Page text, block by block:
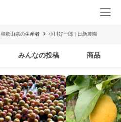
和歌山県の生産者 小川好一郎 | 日新農園
みんなの投稿 商品